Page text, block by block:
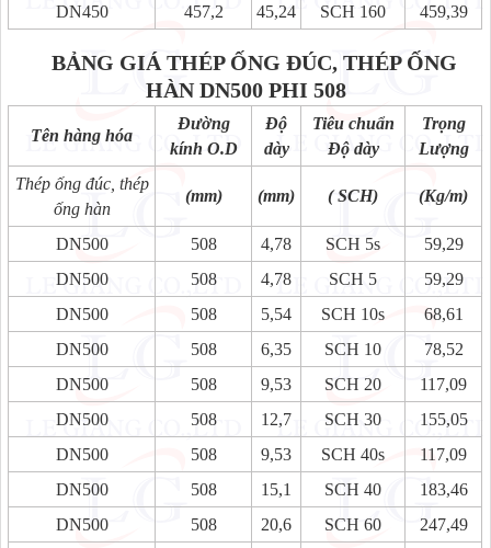
DN450
457,2 45,24 SCH 160 459,39
BẢNG GIÁ THÉP ỐNG ĐÚC, THÉP ỐNG
HÀN DN500 PHI 508
Tên hàng hóa
Đường
kính O.D
Độ
dày
Tiêu chuẩn
Độ dày
Trọng
Lượng
Thép ống đúc, thép
ống hàn
(mm) (mm) ( SCH) (Kg/m)
DN500 508 4,78 SCH 5s
59,29
DN500
508 4,78 SCH 5
59,29
DN500
508 5,54 SCH 10s
68,61
DN500
508 6,35 SCH 10
78,52
DN500
508 9,53 SCH 20
117,09
DN500
508 12,7 SCH 30
155,05
DN500
508 9,53 SCH 40s
117,09
DN500
508 15,1 SCH 40
183,46
DN500
508 20,6 SCH 60
247,49